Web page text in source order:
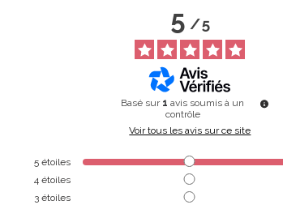
5/5
Basé sur 1 avis soumis à un
contrôle
Voir tous les avis sur ce site
5 étoiles
4 étoiles
3 étoiles